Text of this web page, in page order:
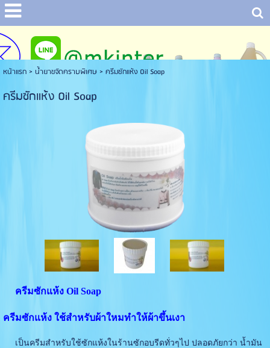
หน้าแรก> น้ำยาขจัดคราบพิเศษ > ครีมซักแห้ง Oil Soap
ครีมซักแห้ง Oil Soap
ครีมซักแห้ง Oil Soap
ครีมซักแห้ง ใช้สำหรับผ้าใหมทำให้ผ้าขึ้นเงา
เป็นครีมสำหรับใช้ซักแห้งในร้านซักอบรีดทั่วๆไป ปลอดภัยกว่า น้ำมัน